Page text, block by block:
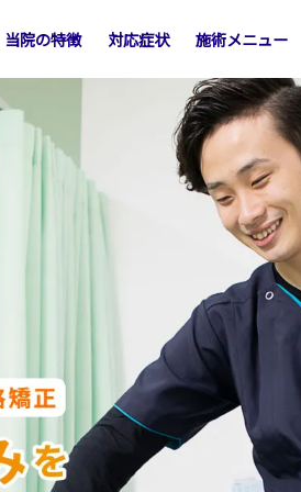
当院の特徴 対応症状 施術メニュー